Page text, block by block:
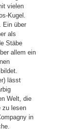
vielen
Kugel.
Ein über
als
Stäbe
allem ein
lässt
Welt, die
zu lesen
in